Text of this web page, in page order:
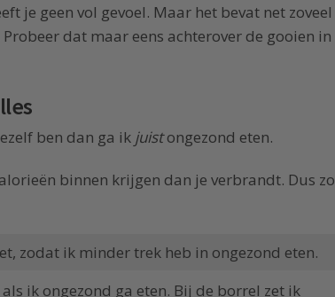
je geen vol gevoel. Maar het bevat net zoveel
dat maar eens achterover de gooien in
ben dan ga ik juistongezond eten.
binnen krijgen dan je verbrandt. Dus zo
zodat ik minder trek heb in ongezond eten.
ik ongezond ga eten. Bij de borrel zet ik